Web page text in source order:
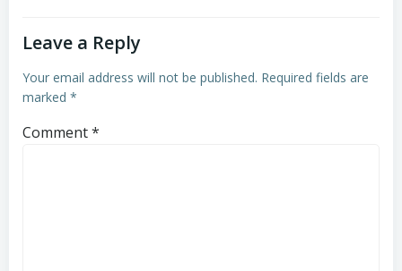
Leave a Reply
Your email address will not be published. Required fields are
marked *
Comment*